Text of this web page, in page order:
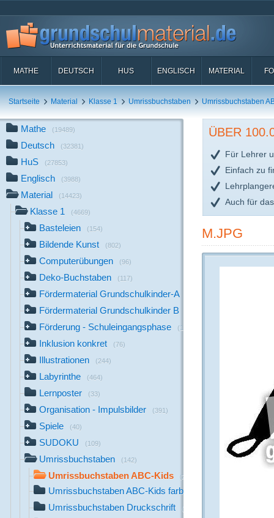
MATHE DEUTSCH HUS ENGLISCH MATERIAL
Startseite Material Klasse 1 Umrissbuchstaben Umrissbuchstaben
Mathe (19489)
Deutsch (32381)
HuS (27853)
Englisch (3988)
Material (14423)
Klasse 1 (4669)
Basteleien (154)
Bildende Kunst (802)
Computerübungen (96)
Deko-Buchstaben (117)
Fördermaterial Grundschulkinder-A
Fördermaterial Grundschulkinder B
Förderung - Schuleingangsphase (1142)
Inklusion konkret (76)
Illustrationen (244)
Labyrinthe (464)
Lernposter (33)
Organisation - Impulsbilder (391)
Spiele (40)
SUDOKU (109)
Umrissbuchstaben (142)
Umrissbuchstaben ABC-Kids (29)
Umrissbuchstaben ABC-Kids farbig
Umrissbuchstaben Druckschrift (26)
ÜBER
Für Lehrer
Einfach zu
Auch für
M.JPG